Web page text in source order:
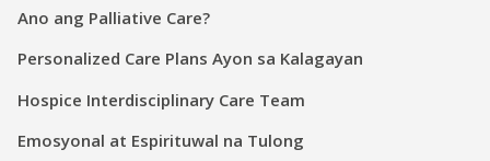
Ano ang Palliative Care?
Personalized Care Plans Ayon sa Kalagayan
Hospice Interdisciplinary Care Team
Emosyonal at Espirituwal na Tulong